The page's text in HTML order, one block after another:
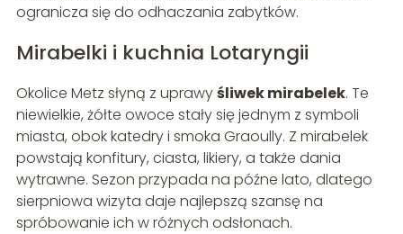
ogranicza się do odhaczania zabytków.
Mirabelki i kuchnia Lotaryngii
Okolice Metz słyną z uprawyśliwek mirabelek. Te
niewielkie, żółte owoce stały się jednym z symboli
miasta, obok katedry i smoka Graoully. Z mirabelek
powstają konfitury, ciasta, likiery, a także dania
wytrawne. Sezon przypada na późne lato, dlatego
sierpniowa wizyta daje najlepszą szansę na
spróbowanie ich w różnych odsłonach.